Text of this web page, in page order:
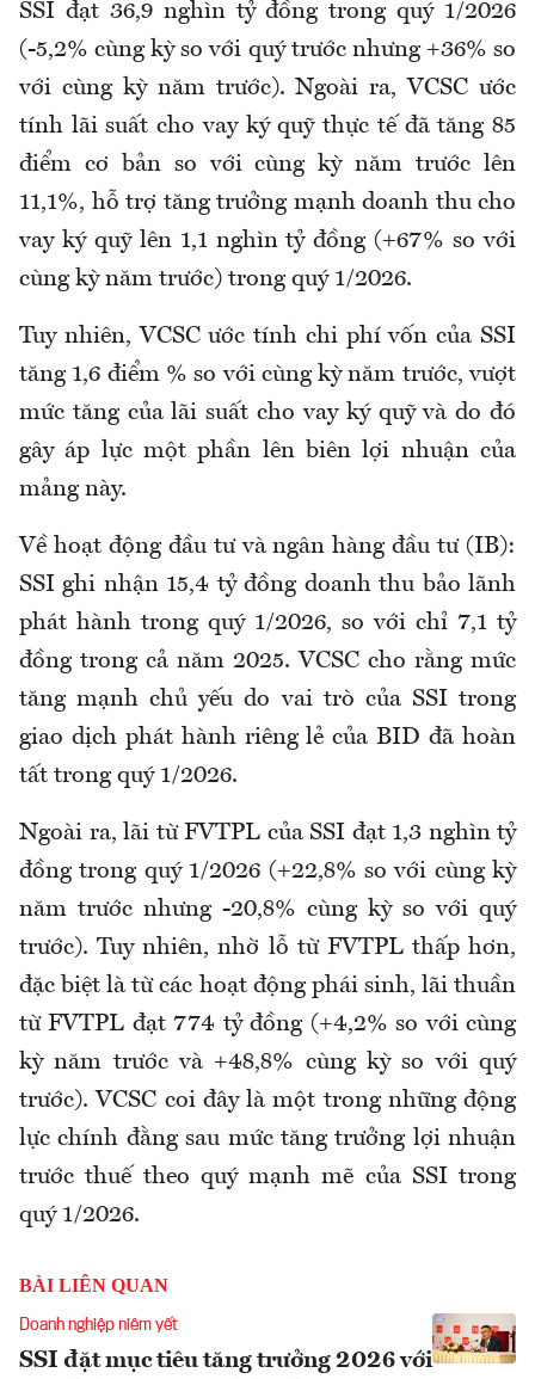
SSI đạt 36,9 nghìn tỷ đồng trong quý 1/2026
(-5,2% cùng kỳ so với quý trước nhưng +36% so
với cùng kỳ năm trước). Ngoài ra, VCSC ước
tính lãi suất cho vay ký quỹ thực tế đã tăng 85
điểm cơ bản so với cùng kỳ năm trước lên
11,1%, hỗ trợ tăng trưởng mạnh doanh thu cho
vay ký quỹ lên 1,1 nghìn tỷ đồng (+67% so với
cùng kỳ năm trước) trong quý 1/2026.
Tuy nhiên, VCSC ước tính chi phí vốn của SSI
tăng 1,6 điểm % so với cùng kỳ năm trước, vượt
mức tăng của lãi suất cho vay ký quỹ và do đó
gây áp lực một phần lên biên lợi nhuận của
mảng này.
Về hoạt động đầu tư và ngân hàng đầu tư (IB):
SSI ghi nhận 15,4 tỷ đồng doanh thu bảo lãnh
phát hành trong quý 1/2026, so với chỉ 7,1 tỷ
đồng trong cả năm 2025. VCSC cho rằng mức
tăng mạnh chủ yếu do vai trò của SSI trong
giao dịch phát hành riêng lẻ của BID đã hoàn
tất trong quý 1/2026.
Ngoài ra, lãi từ FVTPL của SSI đạt 1,3 nghìn tỷ
đồng trong quý 1/2026 (+22,8% so với cùng kỳ
năm trước nhưng -20,8% cùng kỳ so với quý
trước). Tuy nhiên, nhờ lỗ từ FVTPL thấp hơn,
đặc biệt là từ các hoạt động phái sinh, lãi thuần
từ FVTPL đạt 774 tỷ đồng (+4,2% so với cùng
kỳ năm trước và +48,8% cùng kỳ so với quý
trước). VCSC coi đây là một trong những động
lực chính đằng sau mức tăng trưởng lợi nhuận
trước thuế theo quý mạnh mẽ của SSI trong
quý 1/2026.
BÀI LIÊN QUAN
Doanh nghiệp niêm yết
SSI đặt mục tiêu tăng trưởng 2026 với